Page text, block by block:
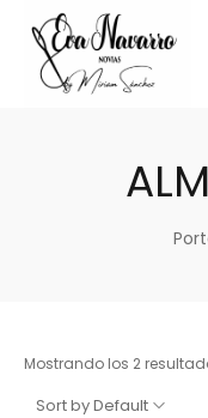
Mostrando los 2
Sort by Default